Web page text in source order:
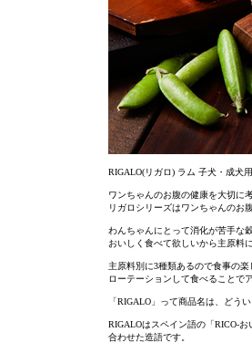
レ用品
RIGALO(リガロ) ラム 子犬・成犬用
ワンちゃんのお腹の健康を大切に
リガロシリーズはワンちゃんのお
わんちゃんにとって消化が苦手な
おいしく食べて欲しいから主原料
主原料別に3種類あるので食事の楽
ローテーションして食べることで
「RIGALO」って商品名は、どう
RIGALOはスペイン語の「RICO-
合わせた造語です。